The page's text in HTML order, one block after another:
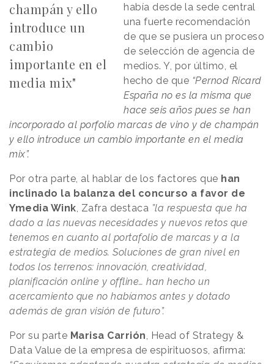
champán y ello
introduce un
cambio
importante en el
media mix"
había desde la sede central
una fuerte recomendación
de que se pusiera un proceso
de selección de agencia de
medios. Y, por último, el
hecho de que “Pernod Ricard
España no es la misma que
hace seis años pues se han
incorporado al porfolio marcas de vino y de champán
y ello introduce un cambio importante en el media
mix”.
Por otra parte, al hablar de los factores que han
inclinado la balanza del concurso a favor de
Ymedia Wink, Zafra destaca ”la respuesta que ha
dado a las nuevas necesidades y nuevos retos que
tenemos en cuanto al portafolio de marcas y a la
estrategia de medios. Soluciones de gran nivel en
todos los terrenos: innovación, creatividad,
planificación online y offline… han hecho un
acercamiento que no habíamos antes y dotado
además de gran visión de futuro”.
Por su parte Marisa Carrión, Head of Strategy &
Data Value de la empresa de espirituosos, afirma: